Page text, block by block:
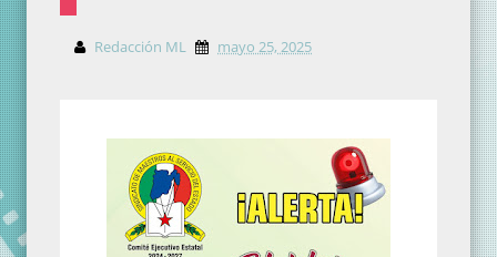
Redacción ML mayo 25, 2025